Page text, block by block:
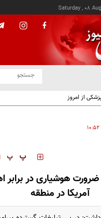
Saturday , 08
از امروز
‍‍‍ پ پ
هوشیاری در برابر
آمریکا در منطقه